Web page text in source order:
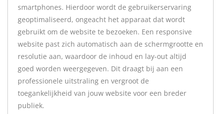
smartphones. Hierdoor wordt de gebruikerservaring
geoptimaliseerd, ongeacht het apparaat dat wordt
gebruikt om de website te bezoeken. Een responsive
website past zich automatisch aan de schermgrootte en
resolutie aan, waardoor de inhoud en lay-out altijd
goed worden weergegeven. Dit draagt bij aan een
professionele uitstraling en vergroot de
toegankelijkheid van jouw website voor een breder
publiek.